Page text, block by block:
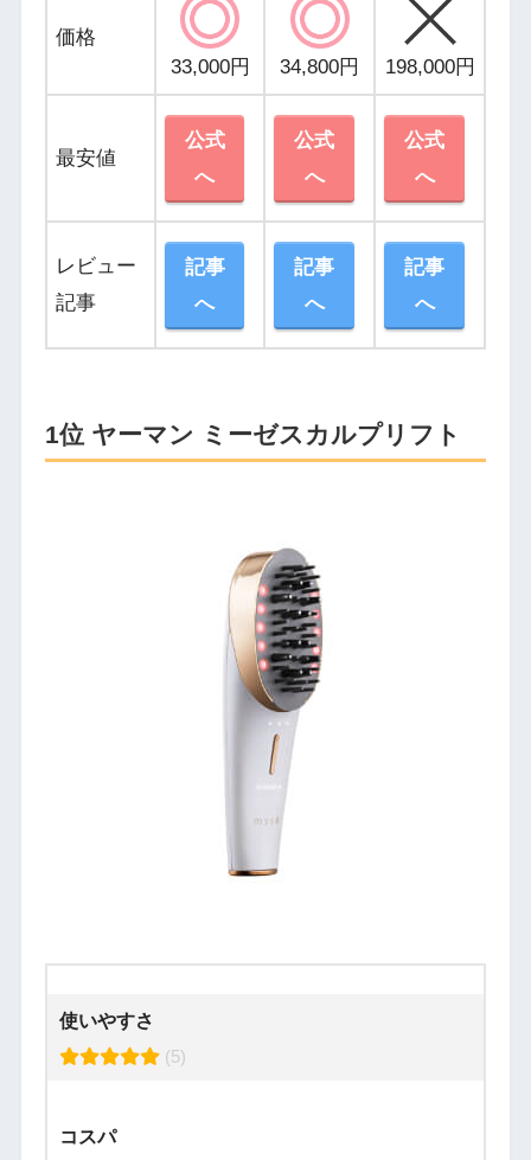
価格
33,000円
34,800円 198,000円
最安値
公式
へ
公式
へ
公式
へ
レビュー
記事
記事
へ
記事
へ
記事
へ
1位 ヤーマン ミーゼスカルプリフト
使いやすさ
(5)
コスパ